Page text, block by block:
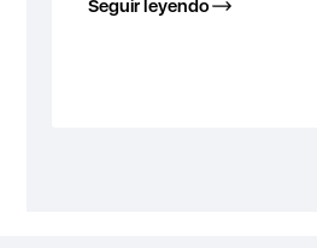
Seguir leyendo